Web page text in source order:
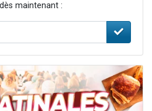
maintenant :